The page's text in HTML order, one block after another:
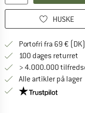
HUSKE
Portofri fra 69 € (DK)
100 dages returret
> 4.000.000
Alle artikler på lager
Vi er